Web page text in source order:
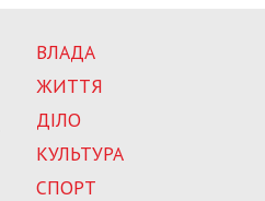
ВЛАДА
ЖИТТЯ
ДІЛО
КУЛЬТУРА
СПОРТ